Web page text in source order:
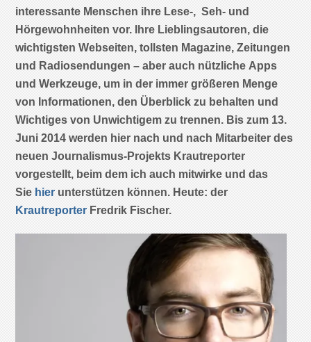
interessante Menschen ihre Lese-, Seh- und
Hörgewohnheiten vor. Ihre Lieblingsautoren, die
wichtigsten Webseiten, tollsten Magazine, Zeitungen
und Radiosendungen – aber auch nützliche Apps
und Werkzeuge, um in der immer größeren Menge
von Informationen, den Überblick zu behalten und
Wichtiges von Unwichtigem zu trennen. Bis zum 13.
Juni 2014 werden hier nach und nach Mitarbeiter des
neuen Journalismus-Projekts Krautreporter
vorgestellt, beim dem ich auch mitwirke und das
Sie hier unterstützen können. Heute: der
Krautreporter Fredrik Fischer.